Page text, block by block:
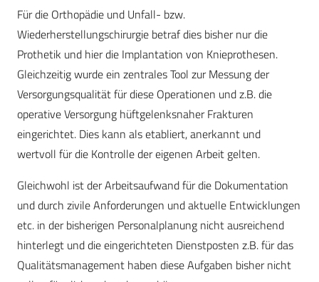
Für die Orthopädie und Unfall- bzw.
Wiederherstellungschirurgie betraf dies bisher nur die
Prothetik und hier die Implantation von Knieprothesen.
Gleichzeitig wurde ein zentrales Tool zur Messung der
Versorgungsqualität für diese Operationen und z.B. die
operative Versorgung hüftgelenksnaher Frakturen
eingerichtet. Dies kann als etabliert, anerkannt und
wertvoll für die Kontrolle der eigenen Arbeit gelten.
Gleichwohl ist der Arbeitsaufwand für die Dokumentation
und durch zivile Anforderungen und aktuelle Entwicklungen
etc. in der bisherigen Personalplanung nicht ausreichend
hinterlegt und die eingerichteten Dienstposten z.B. für das
Qualitätsmanagement haben diese Aufgaben bisher nicht